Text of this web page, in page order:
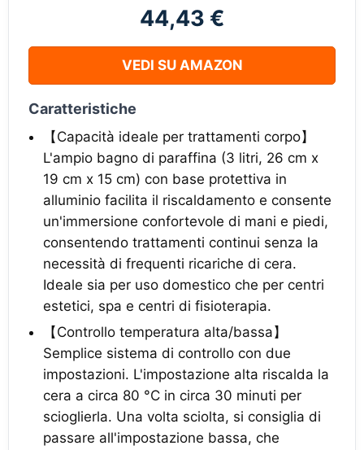
44,43 €
VEDI SU AMAZON
Caratteristiche
【Capacità ideale per trattamenti corpo】
L'ampio bagno di paraffina (3 litri, 26 cm x
19 cm x 15 cm) con base protettiva in
alluminio facilita il riscaldamento e consente
un'immersione confortevole di mani e piedi,
consentendo trattamenti continui senza la
necessità di frequenti ricariche di cera.
Ideale sia per uso domestico che per centri
estetici, spa e centri di fisioterapia.
【Controllo temperatura alta/bassa】
Semplice sistema di controllo con due
impostazioni. L'impostazione alta riscalda la
cera a circa 80 °C in circa 30 minuti per
scioglierla. Una volta sciolta, si consiglia di
passare all'impostazione bassa, che